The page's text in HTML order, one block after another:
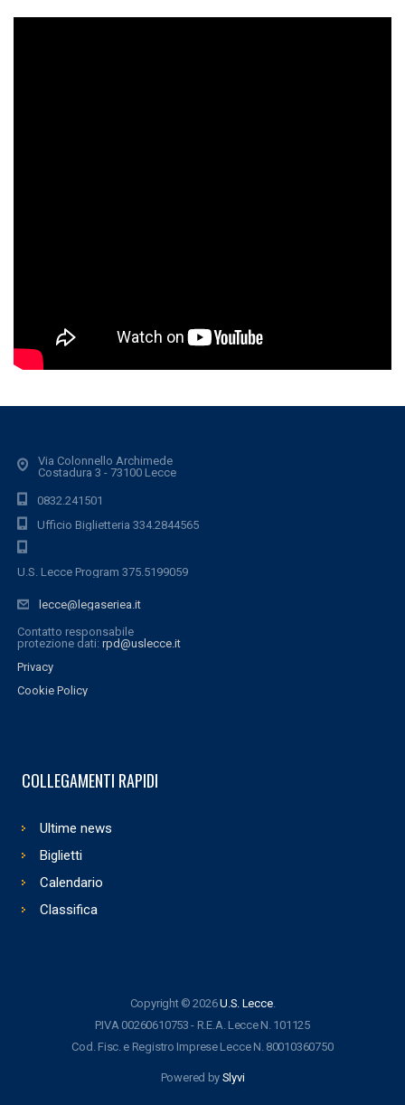
Via Colonnello Archimede
Costadura 3 - 73100 Lecce
0832.241501
Ufficio Biglietteria 334.2844565
U.S. Lecce Program 375.5199059
lecce@legaseriea.it
Contatto responsabile
protezione dati: rpd@uslecce.it
Privacy
Cookie Policy
COLLEGAMENTI RAPIDI
Ultime news
Biglietti
Calendario
Classifica
Copyright © 2026U.S. Lecce.
P.IVA 00260610753 - R.E.A. Lecce N. 101125
Cod. Fisc. e Registro Imprese Lecce N. 80010360750
Powered by Slyvi